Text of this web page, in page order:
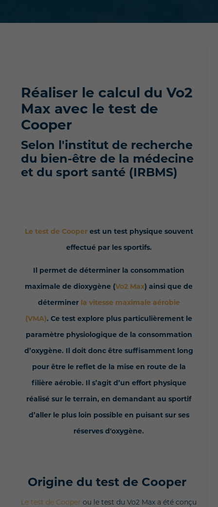
Réaliser le calcul du Vo2
Max avec le test de
Cooper
Selon l'institut de recherche
du bien-être de la médecine
et du sport santé (IRBMS)
Le test de Cooperest un test physique souvent
effectué par les sportifs.
Il permet de déterminer la consommation
maximale de dioxygène (Vo2 Max) ainsi que de
déterminer la vitesse maximale aérobie
(VMA). Ce test explore plus particulièrement le
paramètre physiologique de la consommation
d’oxygène. Il doit donc être suffisamment long
pour être le reflet de la mise en route de la
filière aérobie. Il s’agit d’un effort physique
réalisé sur le terrain, en demandant au sportif
d’aller le plus loin possible en puisant sur ses
réserves d'oxygène.
Origine du test de Cooper
Le test de Cooper ou le test du Vo2 Max a été conçu